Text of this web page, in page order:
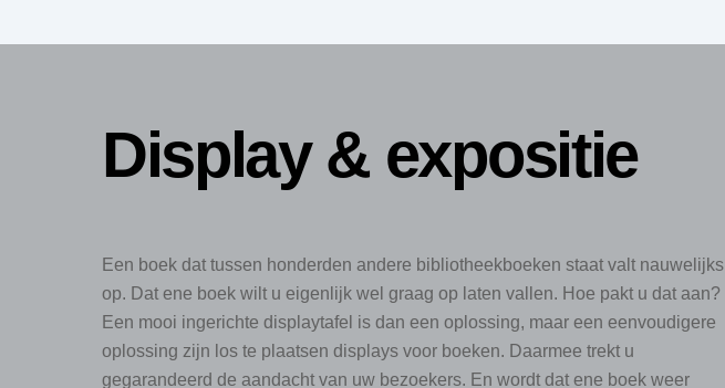
Display & expositie
Een boek dat tussen honderden andere bibliotheekboeken staat valt nauwelijks
op. Dat ene boek wilt u eigenlijk wel graag op laten vallen. Hoe pakt u dat aan?
Een mooi ingerichte displaytafel is dan een oplossing, maar een eenvoudigere
oplossing zijn los te plaatsen displays voor boeken. Daarmee trekt u
gegarandeerd de aandacht van uw bezoekers. En wordt dat ene boek weer